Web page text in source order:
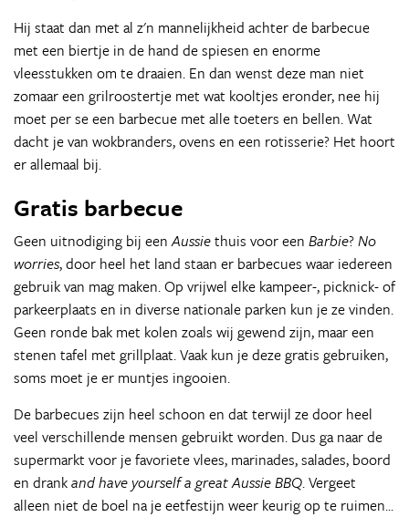
Hij staat dan met al z'n mannelijkheid achter de barbecue
met een biertje in de hand de spiesen en enorme
vleesstukken om te draaien. En dan wenst deze man niet
zomaar een grilroostertje met wat kooltjes eronder, nee hij
moet per se een barbecue met alle toeters en bellen. Wat
dacht je van wokbranders, ovens en een rotisserie? Het hoort
er allemaal bij.
Gratis barbecue
Geen uitnodiging bij eenAussiethuis voor een Barbie?No
worries, door heel het land staan er barbecues waar iedereen
gebruik van mag maken. Op vrijwel elke kampeer-, picknick- of
parkeerplaats en in diverse nationale parken kun je ze vinden.
Geen ronde bak met kolen zoals wij gewend zijn, maar een
stenen tafel met grillplaat. Vaak kun je deze gratis gebruiken,
soms moet je er muntjes ingooien.
De barbecues zijn heel schoon en dat terwijl ze door heel
veel verschillende mensen gebruikt worden. Dus ga naar de
supermarkt voor je favoriete vlees, marinades, salades, boord
en drankand have yourself a great Aussie BBQ. Vergeet
alleen niet de boel na je eetfestijn weer keurig op te ruimen...